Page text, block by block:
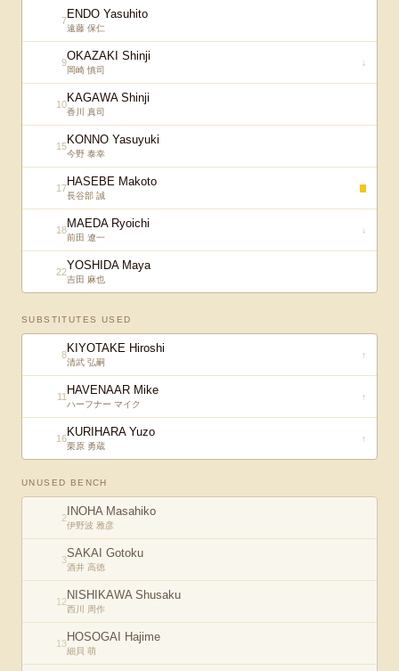
7ENDO Yasuhito
遠藤 保仁
9OKAZAKI Shinji
岡崎 慎司
↓
10KAGAWA Shinji
香川 真司
15KONNO Yasuyuki
今野 泰幸
17HASEBE Makoto
長谷部 誠
18MAEDA Ryoichi
前田 遼一
↓
22YOSHIDA Maya
吉田 麻也
SUBSTITUTES USED
8KIYOTAKE Hiroshi
清武 弘嗣
↑
11 HAVENAAR Mike
ハーフナー マイク
↑
16KURIHARA Yuzo
栗原 勇蔵
↑
UNUSED BENCH
2 INOHA Masahiko
伊野波 雅彦
3SAKAI Gotoku
酒井 高徳
12NISHIKAWA Shusaku
西川 周作
13HOSOGAI Hajime
細貝 萌